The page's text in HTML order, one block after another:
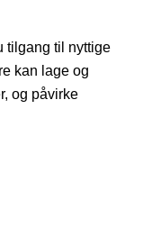
tilgang til nyttige
kan lage og
og påvirke